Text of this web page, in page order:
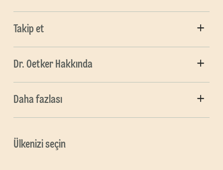
Takip et
Dr. Oetker Hakkında
Daha fazlası
Ülkenizi seçin